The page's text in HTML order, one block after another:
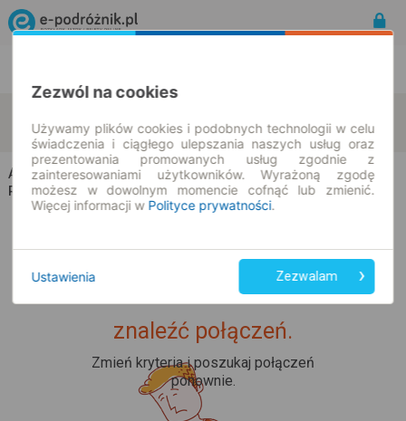
09.08.2026 | -- : --
zmień kryteria
Adamowizna → Stare Babice
Rozkład jazdy i bilety
Upss... Nie udało nam się
znaleźć połączeń.
Zmień kryteria i poszukaj połączeń
ponownie.
Zezwól na cookies
Używamy plików cookies i podobnych technologii w celu
świadczenia i ciągłego ulepszania naszych usług oraz
prezentowania promowanych usług zgodnie z
zainteresowaniami użytkowników. Wyrażoną zgodę
możesz w dowolnym momencie cofnąć lub zmienić.
Więcej informacji w Polityce prywatności.
Ustawienia Zezwalam